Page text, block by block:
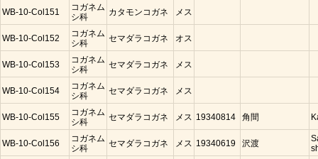
WB-10-Col151
コガネム
シ科
カタモンコガネ メス
WB-10-Col152
コガネム
シ科
セマダラコガネ オス
WB-10-Col153
コガネム
シ科
セマダラコガネ メス
WB-10-Col154
コガネム
シ科
セマダラコガネ メス
WB-10-Col155
コガネム
シ科
セマダラコガネ メス 19340814 角間
WB-10-Col156
コガネム
シ科
セマダラコガネ メス 19340619 沢渡